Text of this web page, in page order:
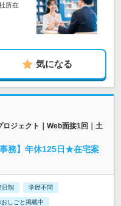
所在
気になる
ジェクト｜Web面接1回｜土
務】年休125日★在宅案
制 学歴不問
しごと掲載中